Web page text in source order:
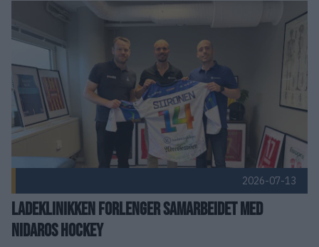
Ladeklinikken forlenger samarbeidet med Nidaros Hockey
2026-07-13
Ladeklinikken forlenger samarbeidet med
Nidaros Hockey